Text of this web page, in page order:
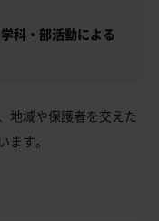
科・部活動による
地域や保護者を交えた
す。